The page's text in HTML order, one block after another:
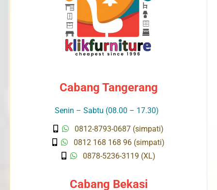
Cabang Tangerang
Senin – Sabtu (08.00 – 17.30)
0812-8793-0687 (simpati)
0812 168 168 96 (simpati)
0878-5236-3119 (XL)
Cabang Bekasi